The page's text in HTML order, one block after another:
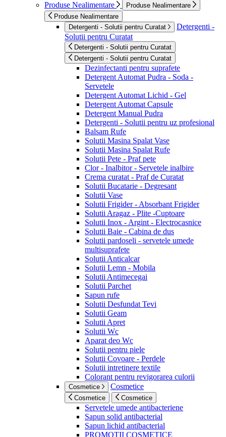
Produse Nealimentare
Produse Nealimentare
Produse Nealimentare
Detergenti - Solutii pentru Curatat
Detergenti -
Solutii pentru Curatat
Detergenti - Solutii pentru Curatat
Detergenti - Solutii pentru Curatat
Dezinfectanti pentru suprafete
Detergent Automat Pudra - Soda -
Servetele
Detergent Automat Lichid - Gel
Detergent Automat Capsule
Detergent Manual Pudra
Detergenti - Solutii pentru uz profesional
Balsam Rufe
Solutii Masina Spalat Vase
Solutii Masina Spalat Rufe
Solutii Pete - Praf pete
Clor - Inalbitor - Servetele inalbire
Crema curatat - Praf de Curatat
Solutii Bucatarie - Degresant
Solutii Vase
Solutii Frigider - Absorbant Frigider
Solutii Aragaz - Plite -Cuptoare
Solutii Inox - Argint - Electrocasnice
Solutii Baie - Cabina de dus
Solutii pardoseli - servetele umede
multisuprafete
Solutii Anticalcar
Solutii Lemn - Mobila
Solutii Antimecegai
Solutii Parchet
Sapun rufe
Solutii Desfundat Tevi
Solutii Geam
Solutii Apret
Solutii Wc
Aparat deo Wc
Solutii pentru piele
Solutii Covoare - Perdele
Solutii intretinere textile
Colorant pentru revigorarea culorii
Cosmetice Cosmetice
Cosmetice Cosmetice
Servetele umede antibacteriene
Sapun solid antibacterial
Sapun lichid antibacterial
PROMOTII COSMETICE